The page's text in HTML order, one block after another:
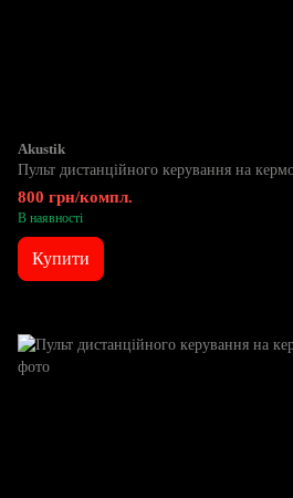
Akustik
Пульт дистанційного керування на
800 грн/компл.
В наявності
Купити